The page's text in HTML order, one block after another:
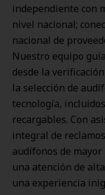
independiente con
nivel nacional;
nacional de
Nuestro equipo
desde la
la selección de
tecnología,
recargables. Con
integral de
audífonos de
una atención de
una experiencia